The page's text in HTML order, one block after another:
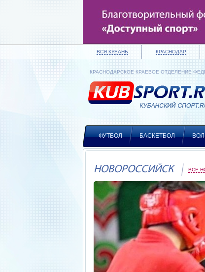
ВСЯ КУБАНЬ КРАСНОДАР
КРАСНОДАРСКОЕ КРАЕВОЕ ОТДЕЛЕНИЕ
ФУТБОЛ БАСКЕТБОЛ
НОВОРОССИЙСК ВСЕ